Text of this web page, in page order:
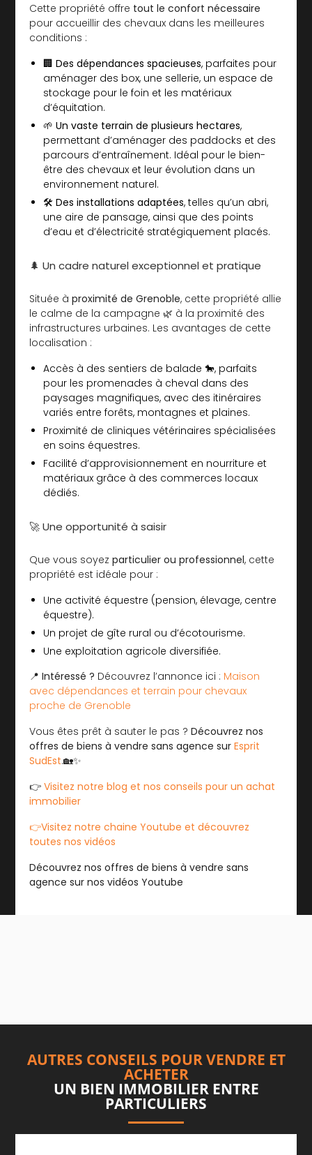
Cette propriété offre tout le confort nécessaire
pour accueillir des chevaux dans les meilleures
conditions :
🏢Des dépendances spacieuses, parfaites pour
aménager des box, une sellerie, un espace de
stockage pour le foin et les matériaux
d’équitation.
🌱Un vaste terrain de plusieurs hectares,
permettant d’aménager des paddocks et des
parcours d’entraînement. Idéal pour le bien-
être des chevaux et leur évolution dans un
environnement naturel.
🛠️Des installations adaptées, telles qu’un abri,
une aire de pansage, ainsi que des points
d’eau et d’électricité stratégiquement placés.
🌲 Un cadre naturel exceptionnel et pratique
Située àproximité de Grenoble, cette propriété allie
le calme de la campagne 🌿 à la proximité des
infrastructures urbaines. Les avantages de cette
localisation :
Accès à des sentiers de balade 🐎, parfaits
pour les promenades à cheval dans des
paysages magnifiques, avec des itinéraires
variés entre forêts, montagnes et plaines.
Proximité de cliniques vétérinaires spécialisées
en soins équestres.
Facilité d’approvisionnement en nourriture et
matériaux grâce à des commerces locaux
dédiés.
🚀 Une opportunité à saisir
Que vous soyezparticulier ou professionnel, cette
propriété est idéale pour :
Une activité équestre (pension, élevage, centre
équestre).
Un projet de gîte rural ou d’écotourisme.
Une exploitation agricole diversifiée.
📍Intéressé ? Découvrez l’annonce ici : Maison
avec dépendances et terrain pour chevaux
proche de Grenoble
Vous êtes prêt à sauter le pas ?Découvrez nos
offres de biens à vendre sans agence surEsprit
SudEst.🏡✨
👉Visitez notre blog et nos conseils pour un achat
immobilier
👉Visitez notre chaine Youtube et découvrez
toutes nos vidéos
Découvrez nos offres de biens à vendre sans
agence sur nos vidéos Youtube
AUTRES CONSEILS POUR VENDRE ET
ACHETER
UN BIEN IMMOBILIER ENTRE
PARTICULIERS